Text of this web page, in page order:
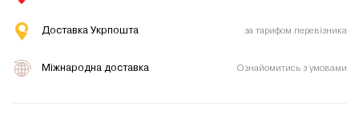
Доставка Укрпошта за тарифом перевізника
Міжнародна доставка Ознайомитись з умовами